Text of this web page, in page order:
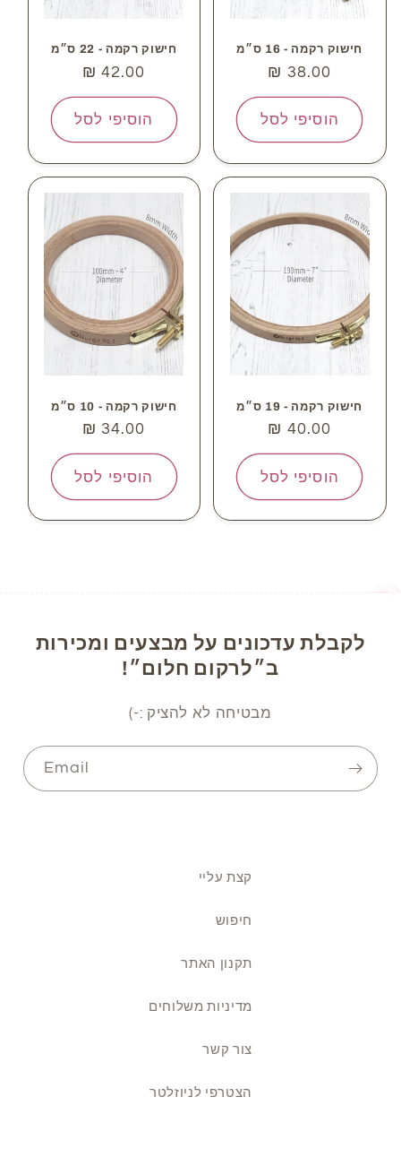
חישוק רקמה - 16 ס״מ
מחיר
רגיל
38.00 ₪
הוסיפי לסל
חישוק רקמה - 22 ס״מ
מחיר
רגיל
42.00 ₪
הוסיפי לסל
חישוק רקמה - 19 ס״מ
מחיר
רגיל
40.00 ₪
הוסיפי לסל
חישוק רקמה - 10 ס״מ
מחיר
רגיל
34.00 ₪
הוסיפי לסל
לקבלת עדכונים על מבצעים ומכירות
ב״לרקום חלום״!
מבטיחה לא להציק :-)
Email
קצת עליי
חיפוש
תקנון האתר
מדיניות משלוחים
צור קשר
הצטרפי לניוזלטר